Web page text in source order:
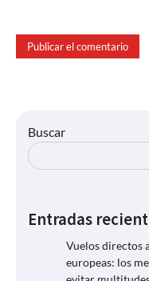
Buscar
Entradas
Vuelos directos
europeas: los